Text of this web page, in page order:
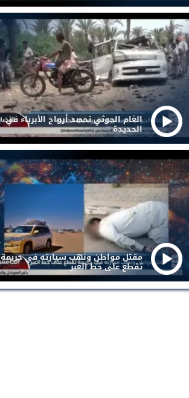
الغام الحوثي تحصد أرواح الأبرياء في
الحديدة
مقتل مواطن ونهب سيارته في جريمة
تقطع على خط العبر